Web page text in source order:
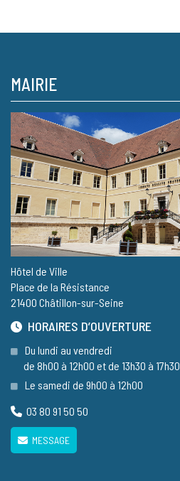
MAIRIE
Hôtel de Ville
Place de la Résistance
21400 Châtillon-sur-Seine
HORAIRES D’OUVERTURE
Du lundi au vendredi
de 8h00 à 12h00 et de 13h30 à 17h30
Le samedi de 9h00 à 12h00
03 80 91 50 50
MESSAGE